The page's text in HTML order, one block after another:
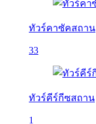
ทัวร์คาซัคสถาน
33
ทัวร์คีร์กีซสถาน
1